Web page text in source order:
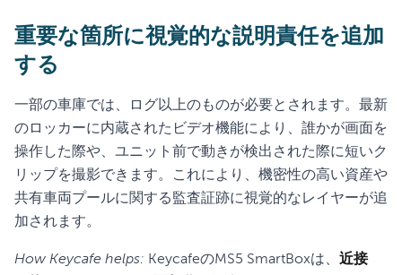
重要な箇所に視覚的な説明責任を追加
する
一部の車庫では、ログ以上のものが必要とされます。最新
のロッカーに内蔵されたビデオ機能により、誰かが画面を
操作した際や、ユニット前で動きが検出された際に短いク
リップを撮影できます。これにより、機密性の高い資産や
共有車両プールに関する監査証跡に視覚的なレイヤーが追
加されます。
How Keycafe helps: KeycafeのMS5 SmartBoxは、 近接